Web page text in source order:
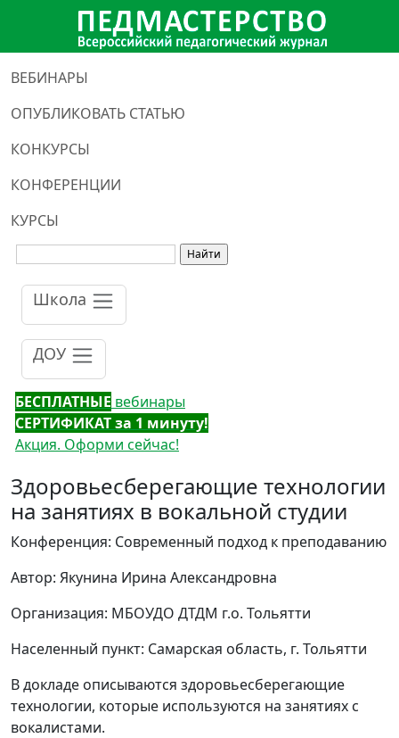
ВЕБИНАРЫ
ОПУБЛИКОВАТЬ СТАТЬЮ
КОНКУРСЫ
КОНФЕРЕНЦИИ
КУРСЫ
Школа
ДОУ
БЕСПЛАТНЫЕ вебинары
СЕРТИФИКАТ за 1 минуту!
Акция. Оформи сейчас!
Здоровьесберегающие технологии
на занятиях в вокальной студии
Конференция: Современный подход к преподаванию
Автор: Якунина Ирина Александровна
Организация: МБОУДО ДТДМ г.о. Тольятти
Населенный пункт: Самарская область, г. Тольятти
В докладе описываются здоровьесберегающие
технологии, которые используются на занятиях с
вокалистами.